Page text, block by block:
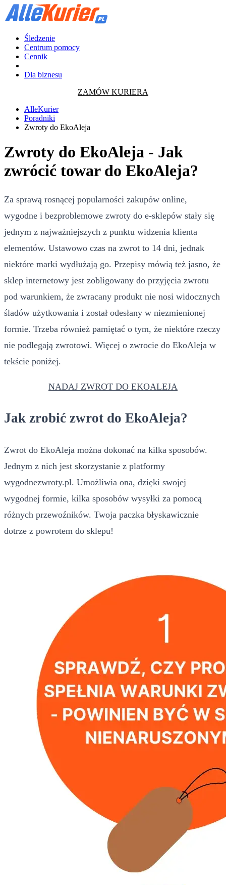
Śledzenie
Centrum pomocy
Cennik
Dla biznesu
ZAMÓW KURIERA
AlleKurier
Poradniki
Zwroty do EkoAleja
Zwroty do EkoAleja - Jak
zwrócić towar do EkoAleja?
Za sprawą rosnącej popularności zakupów online,
wygodne i bezproblemowe zwroty do e-sklepów stały się
jednym z najważniejszych z punktu widzenia klienta
elementów. Ustawowo czas na zwrot to 14 dni, jednak
niektóre marki wydłużają go. Przepisy mówią też jasno, że
sklep internetowy jest zobligowany do przyjęcia zwrotu
pod warunkiem, że zwracany produkt nie nosi widocznych
śladów użytkowania i został odesłany w niezmienionej
formie. Trzeba również pamiętać o tym, że niektóre rzeczy
nie podlegają zwrotowi. Więcej o zwrocie do EkoAleja w
tekście poniżej.
NADAJ ZWROT DO EKOALEJA
Jak zrobić zwrot do EkoAleja?
Zwrot do EkoAleja można dokonać na kilka sposobów.
Jednym z nich jest skorzystanie z platformy
wygodnezwroty.pl. Umożliwia ona, dzięki swojej
wygodnej formie, kilka sposobów wysyłki za pomocą
różnych przewoźników. Twoja paczka błyskawicznie
dotrze z powrotem do sklepu!